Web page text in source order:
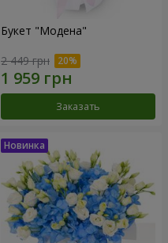
Букет "Модена"
2 449 грн
Заказать